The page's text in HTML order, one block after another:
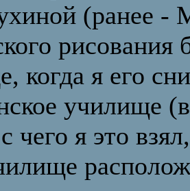
(ранее -
когда я его
училище
чего я это